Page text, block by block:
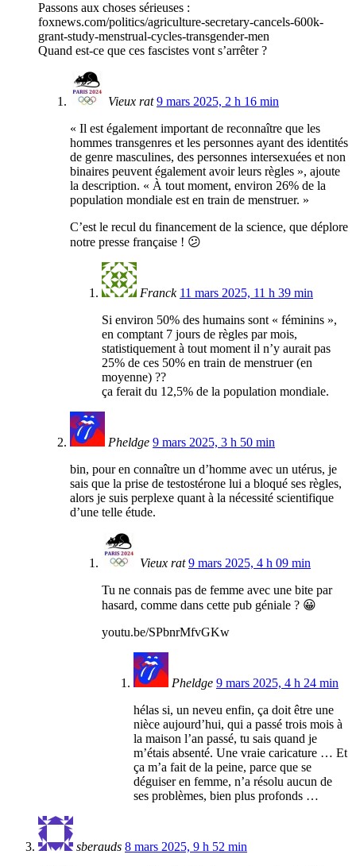
Passons aux choses sérieuses :
foxnews.com/politics/agriculture-secretary-cancels-600k-
grant-study-menstrual-cycles-transgender-men
Quand est-ce que ces fascistes vont s’arrêter ?
Vieux rat 9 mars 2025, 2 h 16 min
« Il est également important de reconnaître que les
hommes transgenres et les personnes ayant des identités
de genre masculines, des personnes intersexuées et non
binaires peuvent également avoir leurs règles », ajoute
la description. « À tout moment, environ 26% de la
population mondiale est en train de menstruer. »
C’est le recul du financement de la science, que déplore
notre presse française ! 😕
Franck 11 mars 2025, 11 h 39 min
Si environ 50% des humains sont « féminins »,
en comptant 7 jours de règles par mois,
statistiquement à tout moment il n’y aurait pas
25% de ces 50% en train de menstruer (en
moyenne) ??
ça ferait du 12,5% de la population mondiale.
Pheldge 9 mars 2025, 3 h 50 min
bin, pour en connaître un d’homme avec un utérus, je
sais que la prise de testostérone lui a bloqué ses règles,
alors je suis perplexe quant à la nécessité scientifique
d’une telle étude.
Vieux rat 9 mars 2025, 4 h 09 min
Tu ne connais pas de femme avec une bite par
hasard, comme dans cette pub géniale ? 😀
youtu.be/SPbnrMfvGKw
Pheldge 9 mars 2025, 4 h 24 min
hélas si, un neveu enfin, ça doit être une
nièce aujourd’hui, qui a passé trois mois à
la maison l’an passé, tu sais quand je
m’étais absenté. Une vraie caricature … Et
ça m’a fait de la peine, parce que se
déguiser en femme, n’a résolu aucun de
ses problèmes, bien plus profonds …
sberauds 8 mars 2025, 9 h 52 min